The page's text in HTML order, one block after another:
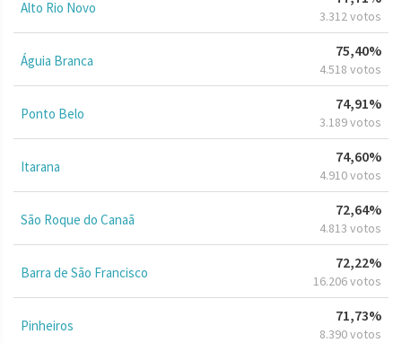
Alto Rio Novo 3.312 votos
Águia Branca
75,40%
4.518 votos
Ponto Belo
74,91%
3.189 votos
Itarana
74,60%
4.910 votos
São Roque do Canaã
72,64%
4.813 votos
Barra de São Francisco
72,22%
16.206 votos
Pinheiros
71,73%
8.390 votos